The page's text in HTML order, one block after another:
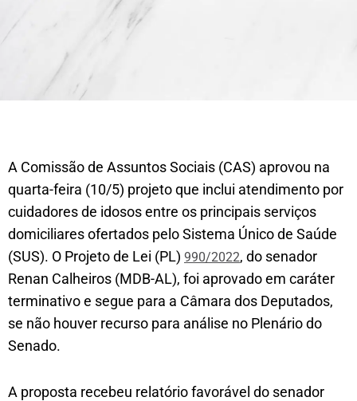
A Comissão de Assuntos Sociais (CAS) aprovou na
quarta-feira (10/5) projeto que inclui atendimento por
cuidadores de idosos entre os principais serviços
domiciliares ofertados pelo Sistema Único de Saúde
(SUS). O Projeto de Lei (PL) 990/2022, do senador
Renan Calheiros (MDB-AL), foi aprovado em caráter
terminativo e segue para a Câmara dos Deputados,
se não houver recurso para análise no Plenário do
Senado.
A proposta recebeu relatório favorável do senador